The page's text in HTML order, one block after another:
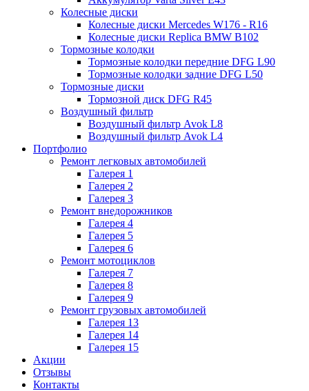
Колесные диски
Колесные диски Mercedes W176 - R16
Колесные диски Replica BMW B102
Тормозные колодки
Тормозные колодки передние DFG L90
Тормозные колодки задние DFG L50
Тормозные диски
Тормозной диск DFG R45
Воздушный фильтр
Воздушный фильтр Avok L8
Воздушный фильтр Avok L4
Портфолио
Ремонт легковых автомобилей
Галерея 1
Галерея 2
Галерея 3
Ремонт внедорожников
Галерея 4
Галерея 5
Галерея 6
Ремонт мотоциклов
Галерея 7
Галерея 8
Галерея 9
Ремонт грузовых автомобилей
Галерея 13
Галерея 14
Галерея 15
Акции
Отзывы
Контакты